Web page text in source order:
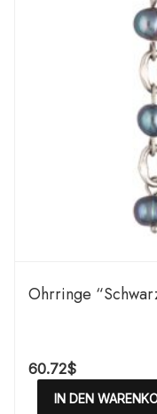
Ohrringe
60.72$
IN DEN